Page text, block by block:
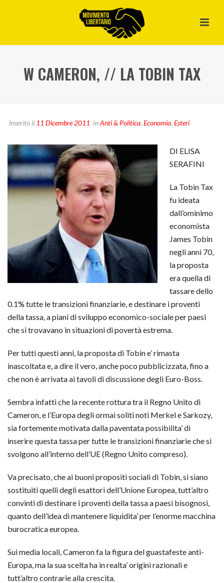
W CAMERON, // LA TOBIN TAX
Inserito il 11 Dicembre 2011 InAnti & Politica, Economia, Esteri
DI ELISA
SERAFINI
La Tobin Tax
fu ideata
dall’ominimo
economista
James Tobin
negli anni 70,
la proposta
era quella di
tassare dello
0.1% tutte le transizioni finanziarie, e destinare i proventi
della tassa, a piani di sviluppo economico-sociale per paesi
che si trovavano in situazioni di povertà estrema.
Per tutti questi anni, la proposta di Tobin e’ rimasta
inascoltata e, a dire il vero, anche poco pubblicizzata, fino a
che non è arrivata ai tavoli di discussione degli Euro-Boss.
Sembra infatti che la recente rottura tra il Regno Unito di
Cameron, e l’Europa degli ormai soliti noti Merkel e Sarkozy,
sia fortemente motivata dalla paventata possibilita’ di
inserire questa tassa per tutte le transizioni finanziarie che si
svolgono all’interno dell’UE (Regno Unito compreso).
Va precisato, che ai buoni propositi sociali di Tobin, si siano
sostituiti quelli degli esattori dell’Unione Europea, tutt’altro
convinti di destinare i proventi della tassa a paesi bisognosi,
quanto dell’idea di mantenere liquidita’ per l’enorme macchina
burocratica europea.
Sui media locali, Cameron fa la figura del guastafeste anti-
Europa, ma la sua scelta ha in realta’ origini razionali e
tutt’altro contrarie alla crescita.